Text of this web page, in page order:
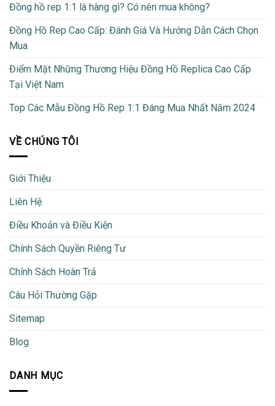
Đồng hồ rep 1:1 là hàng gì? Có nên mua không?
Đồng Hồ Rep Cao Cấp: Đánh Giá Và Hướng Dẫn Cách Chọn
Mua
Điểm Mặt Những Thương Hiệu Đồng Hồ Replica Cao Cấp
Tại Việt Nam
Top Các Mẫu Đồng Hồ Rep 1:1 Đáng Mua Nhất Năm 2024
VỀ CHÚNG TÔI
Giới Thiệu
Liên Hệ
Điều Khoản và Điều Kiện
Chính Sách Quyền Riêng Tư
Chính Sách Hoàn Trả
Câu Hỏi Thường Gặp
Sitemap
Blog
DANH MỤC